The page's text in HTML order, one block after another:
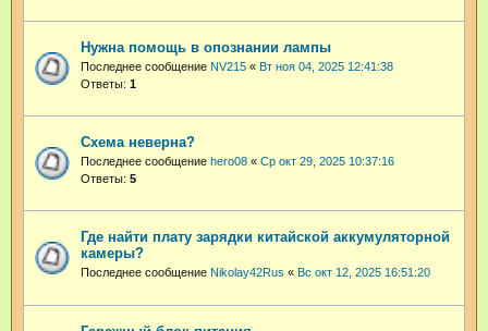
Нужна помощь в опознании лампы
Последнее сообщение NV215 « Вт ноя 04, 2025 12:41:38
Ответы: 1
Схема неверна?
Последнее сообщение hero08 « Ср окт 29, 2025 10:37:16
Ответы: 5
Где найти плату зарядки китайской аккумуляторной
камеры?
Последнее сообщение Nikolay42Rus « Вс окт 12, 2025 16:51:20